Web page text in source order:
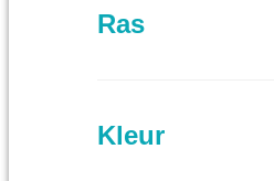
Ras
Kleur